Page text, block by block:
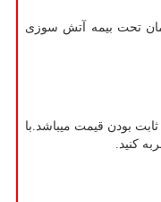
تحت بیمه آتش سوزی
بودن قیمت میباشد.با
کنید.